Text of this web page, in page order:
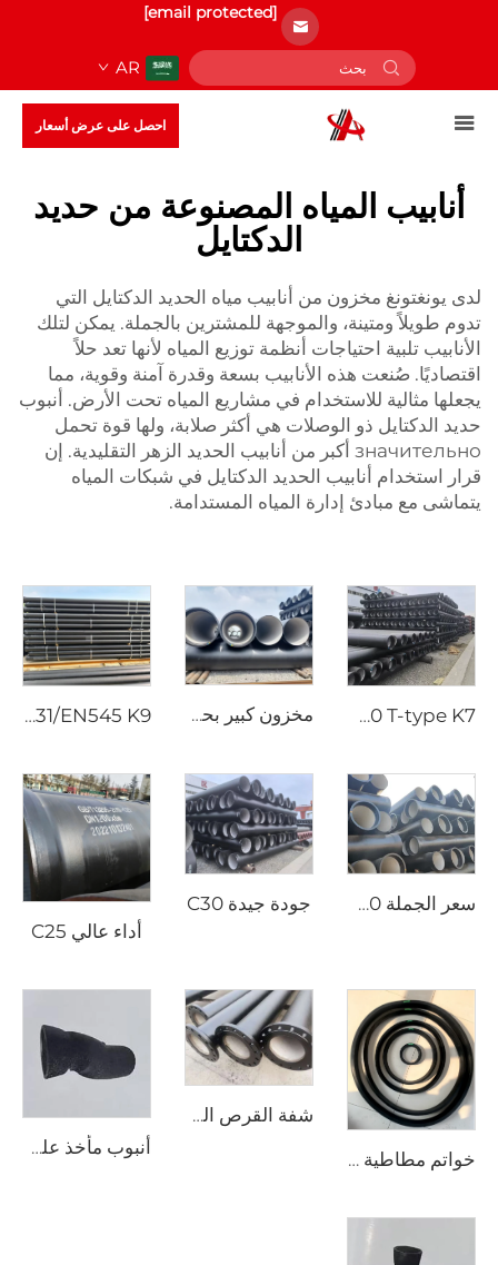
[email protected]
AR
احصل على عرض أسعار
أنابيب المياه المصنوعة من حديد
الدكتايل
لدى يونغتونغ مخزون من أنابيب مياه الحديد الدكتايل التي
تدوم طويلاً ومتينة، والموجهة للمشترين بالجملة. يمكن لتلك
الأنابيب تلبية احتياجات أنظمة توزيع المياه لأنها تعد حلاً
اقتصاديًا. صُنعت هذه الأنابيب بسعة وقدرة آمنة وقوية، مما
يجعلها مثالية للاستخدام في مشاريع المياه تحت الأرض. أنبوب
حديد الدكتايل ذو الوصلات هي أكثر صلابة، ولها قوة تحمل
значительно أكبر من أنابيب الحديد الزهر التقليدية. إن
قرار استخدام أنابيب الحديد الدكتايل في شبكات المياه
يتماشى مع مبادئ إدارة المياه المستدامة.
DN200-400 T-type K7 مخزون كبير بحجم كبير K8 ISO2531/EN545 K9
سعر الجملة C40
جودة جيدة C30
أداء عالي C25
خواتم مطاطية من مطاط SBR
شفة القرص المزدوج
أنبوب مأخذ على شكل حرف T